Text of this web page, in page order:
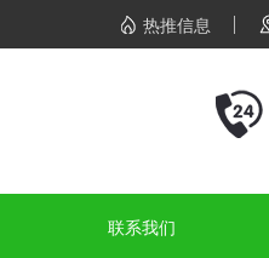
热推信息
联系我们